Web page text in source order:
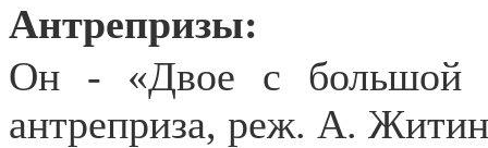
Антрепризы:
Он - «Двое с большой
антреприза, реж. А.